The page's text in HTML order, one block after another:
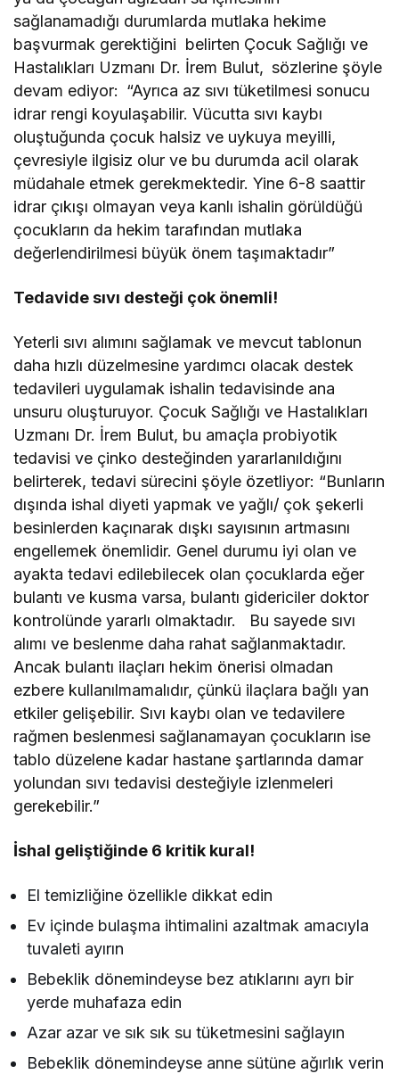
sağlanamadığı durumlarda mutlaka hekime
başvurmak gerektiğini belirten Çocuk Sağlığı ve
Hastalıkları Uzmanı Dr. İrem Bulut, sözlerine şöyle
devam ediyor: “Ayrıca az sıvı tüketilmesi sonucu
idrar rengi koyulaşabilir. Vücutta sıvı kaybı
oluştuğunda çocuk halsiz ve uykuya meyilli,
çevresiyle ilgisiz olur ve bu durumda acil olarak
müdahale etmek gerekmektedir. Yine 6-8 saattir
idrar çıkışı olmayan veya kanlı ishalin görüldüğü
çocukların da hekim tarafından mutlaka
değerlendirilmesi büyük önem taşımaktadır”
Tedavide sıvı desteği çok önemli!
Yeterli sıvı alımını sağlamak ve mevcut tablonun
daha hızlı düzelmesine yardımcı olacak destek
tedavileri uygulamak ishalin tedavisinde ana
unsuru oluşturuyor. Çocuk Sağlığı ve Hastalıkları
Uzmanı Dr. İrem Bulut, bu amaçla probiyotik
tedavisi ve çinko desteğinden yararlanıldığını
belirterek, tedavi sürecini şöyle özetliyor: “Bunların
dışında ishal diyeti yapmak ve yağlı/ çok şekerli
besinlerden kaçınarak dışkı sayısının artmasını
engellemek önemlidir. Genel durumu iyi olan ve
ayakta tedavi edilebilecek olan çocuklarda eğer
bulantı ve kusma varsa, bulantı gidericiler doktor
kontrolünde yararlı olmaktadır. Bu sayede sıvı
alımı ve beslenme daha rahat sağlanmaktadır.
Ancak bulantı ilaçları hekim önerisi olmadan
ezbere kullanılmamalıdır, çünkü ilaçlara bağlı yan
etkiler gelişebilir. Sıvı kaybı olan ve tedavilere
rağmen beslenmesi sağlanamayan çocukların ise
tablo düzelene kadar hastane şartlarında damar
yolundan sıvı tedavisi desteğiyle izlenmeleri
gerekebilir.”
İshal geliştiğinde 6 kritik kural!
El temizliğine özellikle dikkat edin
Ev içinde bulaşma ihtimalini azaltmak amacıyla
tuvaleti ayırın
Bebeklik dönemindeyse bez atıklarını ayrı bir
yerde muhafaza edin
Azar azar ve sık sık su tüketmesini sağlayın
Bebeklik dönemindeyse anne sütüne ağırlık verin